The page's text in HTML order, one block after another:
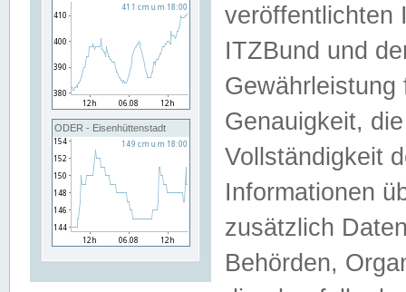
ODER - Eisenhüttenstadt
veröffentlichten
ITZBund und
Genauigkeit,
Vollständigkeit
Informationen
zusätzlich
Behörden,